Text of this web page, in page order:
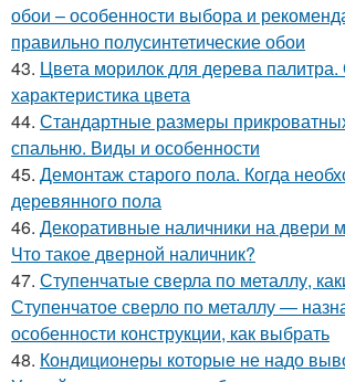
обои – особенности выбора и
правильно полусинтетические обои
43. Цвета морилок для дерева
характеристика цвета
44. Стандартные размеры
спальню. Виды и особенности
45. Демонтаж старого пола. Когда
деревянного пола
46. Декоративные наличники на двери
Что такое дверной наличник?
47. Ступенчатые сверла по металлу,
Ступенчатое сверло по металлу —
особенности конструкции, как выбрать
48. Кондиционеры которые не надо